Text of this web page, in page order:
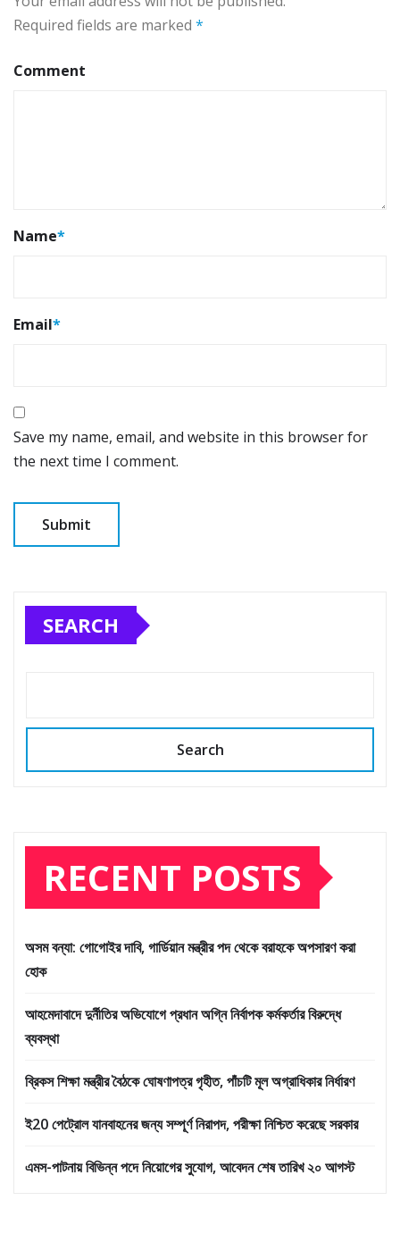
Required fields are marked *
Comment
Name*
Email*
Save my name, email, and website in this browser for
the next time I comment.
SEARCH
Search
RECENT POSTS
অসম বন্যা: গোগোইর দাবি, গার্ডিয়ান মন্ত্রীর পদ থেকে বরাহকে অপসারণ করা
হোক
আহমেদাবাদে দুর্নীতির অভিযোগে প্রধান অগ্নি নির্বাপক কর্মকর্তার বিরুদ্ধে
ব্যবস্থা
ব্রিকস শিক্ষা মন্ত্রীর বৈঠকে ঘোষণাপত্র গৃহীত, পাঁচটি মূল অগ্রাধিকার নির্ধারণ
ই20 পেট্রোল যানবাহনের জন্য সম্পূর্ণ নিরাপদ, পরীক্ষা নিশ্চিত করেছে সরকার
এমস-পাটনায় বিভিন্ন পদে নিয়োগের সুযোগ, আবেদন শেষ তারিখ ২০ আগস্ট